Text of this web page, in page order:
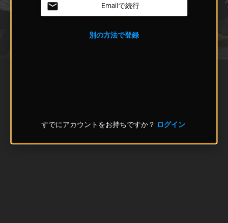
Emailで続行
別の方法で登録
すでにアカウントをお持ちですか？ ログイン